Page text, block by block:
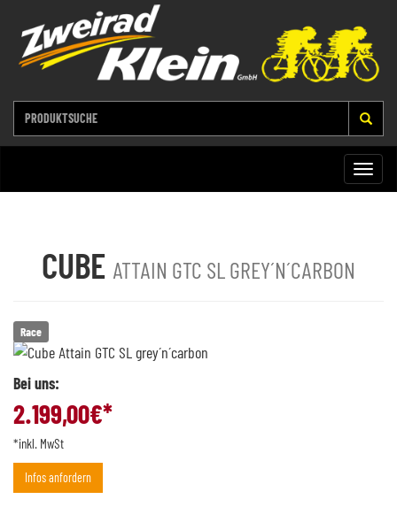
Toggle
CUBE ATTAIN GTC SL GREY´N´CARBON
Race
Bei uns:
2.199,00€*
*inkl. MwSt
Infos anfordern